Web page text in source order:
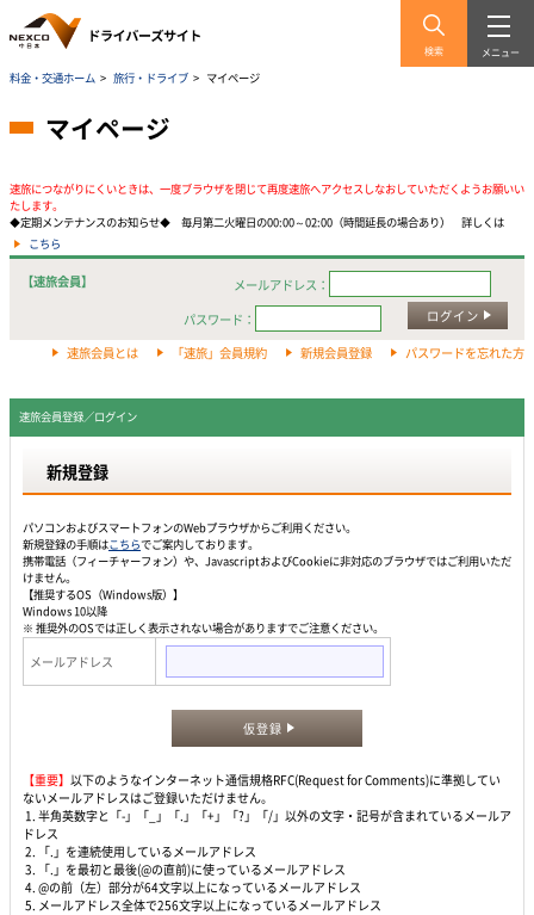
検索 メニュー
料金・交通ホーム > 旅行・ドライブ > マイページ
マイページ
速旅につながりにくいときは、一度ブラウザを閉じて再度速旅へアクセスしなおしていただくようお願いい
たします。
◆定期メンテナンスのお知らせ◆ 毎月第二火曜日の00:00～02:00（時間延長の場合あり） 詳しくは
こちら
【速旅会員】
メールアドレス：
パスワード：
ログイン
速旅会員とは 「速旅」会員規約 新規会員登録 パスワードを忘れた方
速旅会員登録／ログイン
新規登録
パソコンおよびスマートフォンのWebプラウザからご利用ください。
新規登録の手順はこちらでご案内しております。
携帯電話（フィーチャーフォン）や、JavascriptおよびCookieに非対応のブラウザではご利用いただ
けません。
【推奨するOS（Windows版）】
Windows 10以降
※ 推奨外のOSでは正しく表示されない場合がありますでご注意ください。
メールアドレス
仮登録
【重要】 以下のようなインターネット通信規格RFC(Request for Comments)に準拠してい
ないメールアドレスはご登録いただけません。
1. 半角英数字と「-」「_」「.」「+」「?」「/」以外の文字・記号が含まれているメールア
ドレス
2. 「.」を連続使用しているメールアドレス
3. 「.」を最初と最後(@の直前)に使っているメールアドレス
4. @の前（左）部分が64文字以上になっているメールアドレス
5. メールアドレス全体で256文字以上になっているメールアドレス